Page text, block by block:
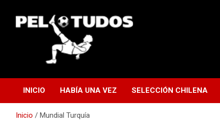
contenido
INICIO HABÍA UNA VEZ SELECCIÓN CHILENA
Inicio Mundial Turquía